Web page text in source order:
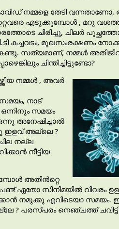
കോവിഡ് നമ്മളെ തേടി
എടുക്കുമ്പോൾ , മറു വശത്തു
ചിരിച്ചു, ചിലർ
കച്ചവടം, മുഖസംരക്ഷണം
സത്യമാണ്, നമ്മൾ
ചിന്തിച്ചിട്ടുണ്ടോ?
നമ്മൾ , അവർ
നാട്
സമയം
ഒന്നു അനേഷിച്ചാൽ
ഇളവ് അല്ലെ ?
നല്ല
നീട്ടിയ
അതിൻറ്റെ
ഏതോ സിനിമയിൽ വിവരം
നമുക്കു എവിടെയാ
? പരസ്പരം നെഞ്ചത്ത്